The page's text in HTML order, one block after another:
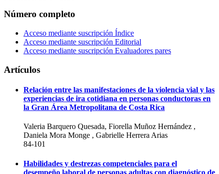
Número completo
Acceso mediante suscripción Índice
Acceso mediante suscripción Editorial
Acceso mediante suscripción Evaluadores pares
Artículos
Relación entre las manifestaciones de la violencia vial y las
experiencias de ira cotidiana en personas conductoras en
la Gran Área Metropolitana de Costa Rica
Valeria Barquero Quesada, Fiorella Muñoz Hernández ,
Daniela Mora Monge , Gabrielle Herrera Arias
84-101
Habilidades y destrezas competenciales para el
desempeño laboral de personas adultas con diagnóstico de